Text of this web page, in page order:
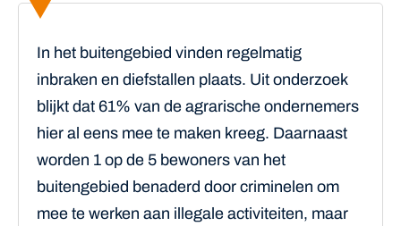
In het buitengebied vinden regelmatig
inbraken en diefstallen plaats. Uit onderzoek
blijkt dat 61% van de agrarische ondernemers
hier al eens mee te maken kreeg. Daarnaast
worden 1 op de 5 bewoners van het
buitengebied benaderd door criminelen om
mee te werken aan illegale activiteiten, maar